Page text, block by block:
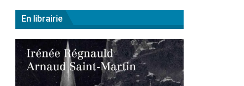
En librairie